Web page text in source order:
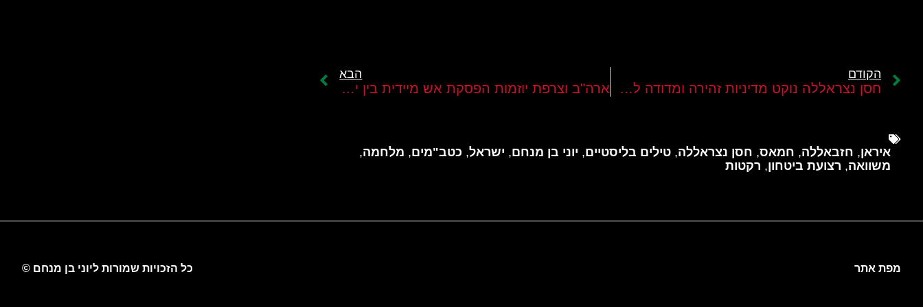
הקודם
חסן נצראללה נוקט מדיניות זהירה ומדודה למרות שלא איבד את כוחו הצבאי
הבא
ארה"ב וצרפת יוזמות הפסקת אש מיידית בין ישראל לחזבאללה
איראן, חזבאללה, חמאס, חסן נצראללה, טילים בליסטיים, יוני בן מנחם, ישראל, כטב"מים, מלחמה,
משוואה, רצועת ביטחון, רקטות
מפת אתר כל הזכויות שמורות ליוני בן מנחם ©